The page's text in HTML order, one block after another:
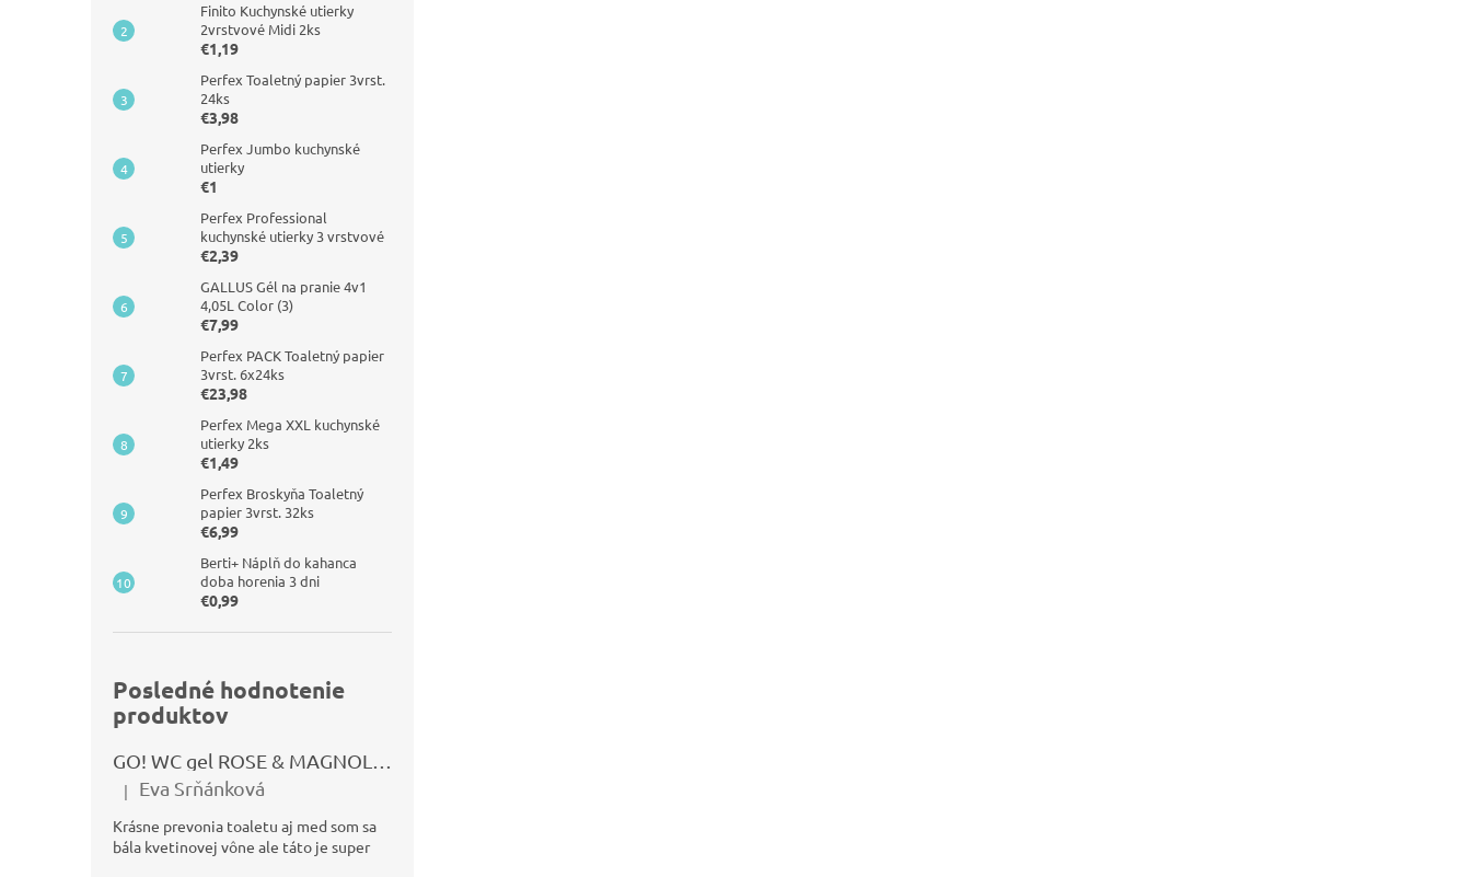
Finito Kuchynské utierky
2vrstvové Midi 2ks
€1,19
Perfex Toaletný papier 3vrst.
24ks
€3,98
Perfex Jumbo kuchynské
utierky
€1
Perfex Professional
kuchynské utierky 3 vrstvové
€2,39
GALLUS Gél na pranie 4v1
4,05L Color (3)
€7,99
Perfex PACK Toaletný papier
3vrst. 6x24ks
€23,98
Perfex Mega XXL kuchynské
utierky 2ks
€1,49
Perfex Broskyňa Toaletný
papier 3vrst. 32ks
€6,99
Berti+ Náplň do kahanca
doba horenia 3 dni
€0,99
Posledné hodnotenie
produktov
Hodnotenie produktu je 5 z 5 hviezdičiek.
| Eva Srňánková
Krásne prevonia toaletu aj med som sa
bála kvetinovej vône ale táto je super